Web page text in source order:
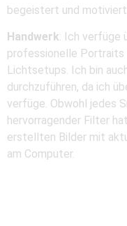
begeistert und motiviert
Handwerk: Ich verfüge
professionelle Portraits
Lichtsetups. Ich bin
durchzuführen, da ich
verfüge. Obwohl jedes
hervorragender Filter
erstellten Bilder mit
am Computer.